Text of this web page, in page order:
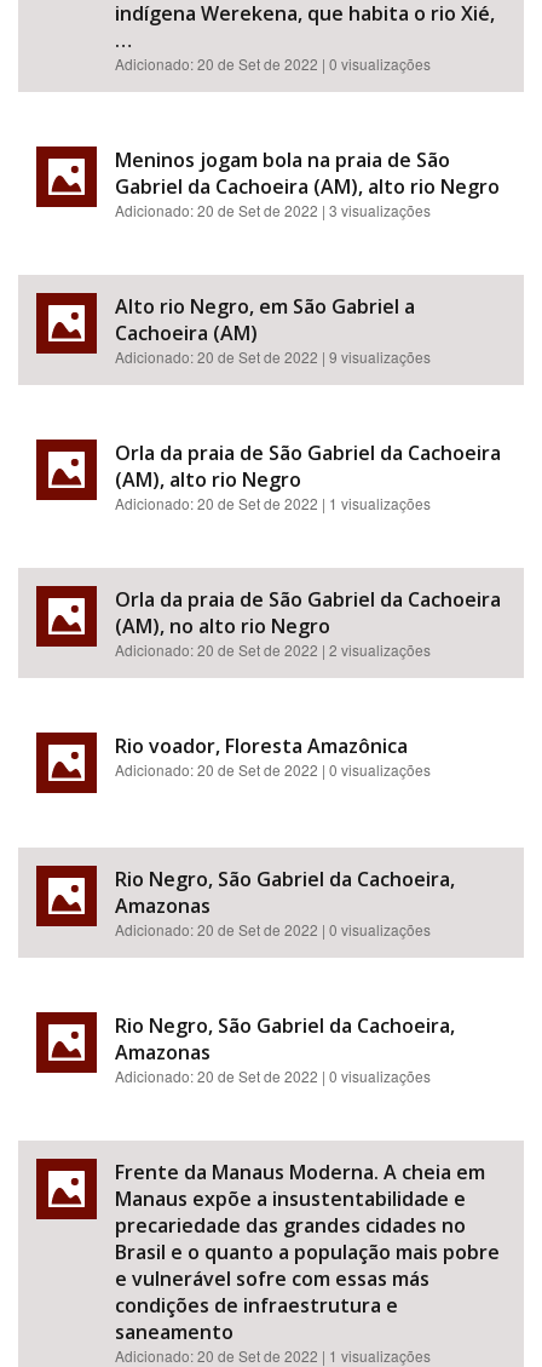
indígena Werekena, que habita o rio Xié,
…
Adicionado:20 de Set de 2022 | 0 visualizações
Meninos jogam bola na praia de São
Gabriel da Cachoeira (AM), alto rio Negro
Adicionado:20 de Set de 2022 | 3 visualizações
Alto rio Negro, em São Gabriel a
Cachoeira (AM)
Adicionado:20 de Set de 2022 | 9 visualizações
Orla da praia de São Gabriel da Cachoeira
(AM), alto rio Negro
Adicionado:20 de Set de 2022 | 1 visualizações
Orla da praia de São Gabriel da Cachoeira
(AM), no alto rio Negro
Adicionado:20 de Set de 2022 | 2 visualizações
Rio voador, Floresta Amazônica
Adicionado:20 de Set de 2022 | 0 visualizações
Rio Negro, São Gabriel da Cachoeira,
Amazonas
Adicionado:20 de Set de 2022 | 0 visualizações
Rio Negro, São Gabriel da Cachoeira,
Amazonas
Adicionado:20 de Set de 2022 | 0 visualizações
Frente da Manaus Moderna. A cheia em
Manaus expõe a insustentabilidade e
precariedade das grandes cidades no
Brasil e o quanto a população mais pobre
e vulnerável sofre com essas más
condições de infraestrutura e
saneamento
Adicionado:20 de Set de 2022 | 1 visualizações